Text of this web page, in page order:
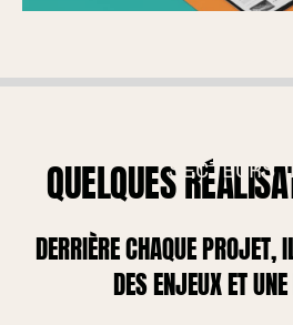
SECTEURS
QUELQUES
DERRIÈRE CHAQUE PROJET,
DES ENJEUX ET